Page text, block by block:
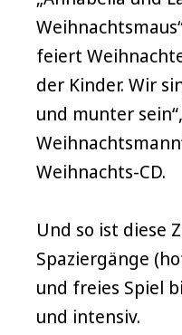
feiert
der Kinder. Wir
und munter
Weihnachts-CD.
Und so ist diese
Spaziergänge
und freies Spiel
und intensiv.